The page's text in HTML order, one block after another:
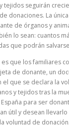
tejidos seguirán
donaciones. La
de órganos y
lo sean: cuantos
que podrán
que los familiares
de donante, un
el que se declara la
y tejidos tras la
para ser
útil y desean
voluntad de donación.